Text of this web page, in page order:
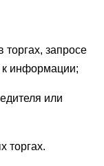
запросе
к информации;
или
торгах.